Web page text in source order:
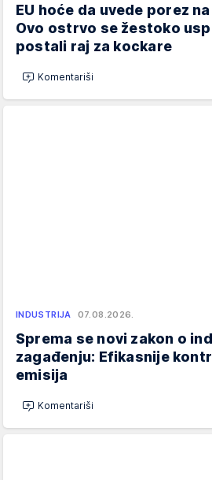
EU hoće da uvede porez
Ovo ostrvo se žestoko
postali raj za kockare
Komentariši
INDUSTRIJA 07.08.2026.
Sprema se novi zakon o
zagađenju: Efikasnije
emisija
Komentariši